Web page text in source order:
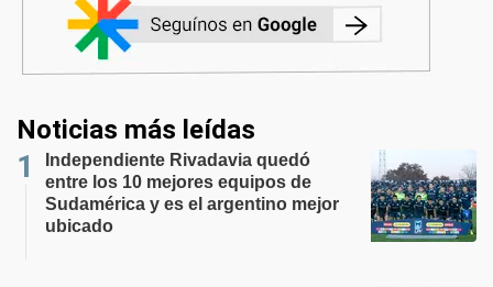
Noticias más leídas
Independiente Rivadavia quedó
entre los 10 mejores equipos de
Sudamérica y es el argentino mejor
ubicado